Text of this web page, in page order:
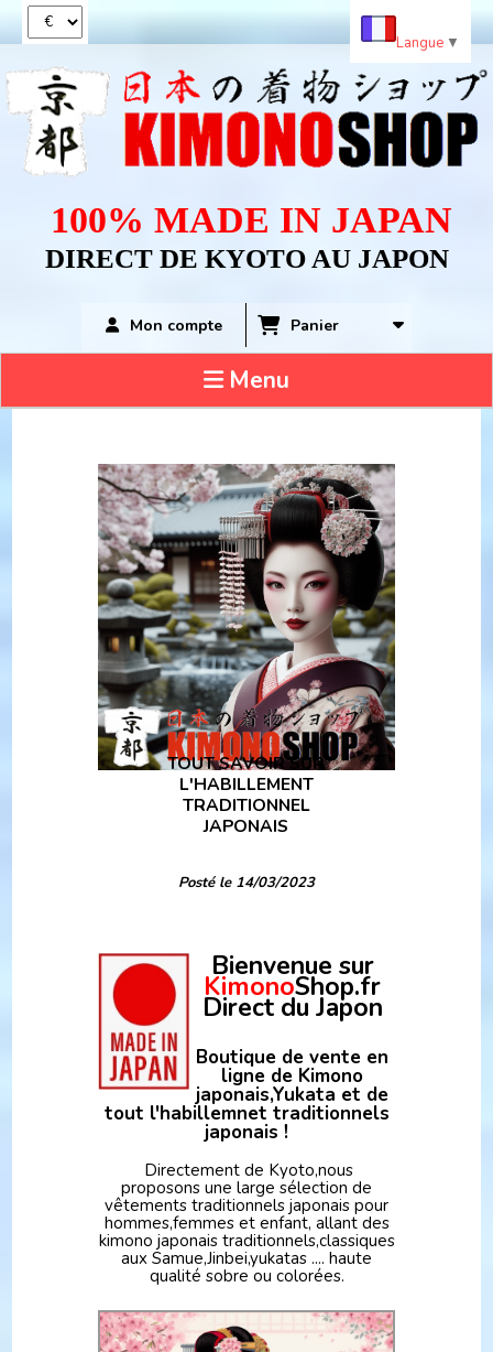
100% MADE IN JAPAN
DIRECT DE KYOTO AU JAPON
Mon compte Panier
Menu
TOUT SAVOIR SUR
L'HABILLEMENT
TRADITIONNEL
JAPONAIS
Posté le 14/03/2023
Bienvenue sur
KimonoShop.fr
Direct du Japon
Boutique de vente en
ligne de Kimono
japonais,Yukata et de
tout l'habillemnet traditionnels
japonais !
Directement de Kyoto,nous
proposons une large sélection de
vêtements traditionnels japonais pour
hommes,femmes et enfant, allant des
kimono japonais traditionnels,classiques
aux Samue,Jinbei,yukatas .... haute
qualité sobre ou colorées.
Langue ▼
Panneau de gestion des cookies